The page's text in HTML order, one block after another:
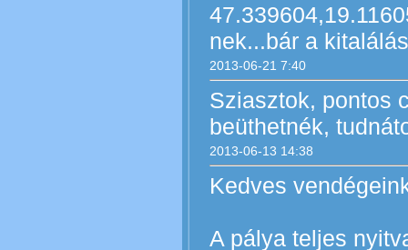
2013-06-21 7:40
nek...bár a
2013-06-13 14:38
Sziasztok, pontos
beüthetnék,
Kedves
A pálya teljes